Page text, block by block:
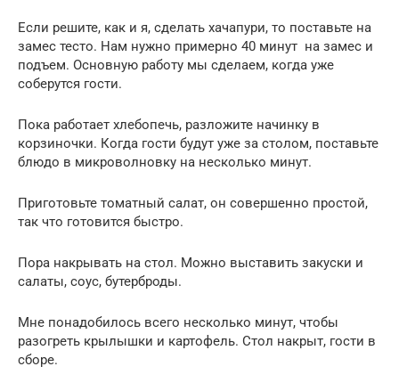
Если решите, как и я, сделать хачапури, то поставьте на
замес тесто. Нам нужно примерно 40 минут на замес и
подъем. Основную работу мы сделаем, когда уже
соберутся гости.
Пока работает хлебопечь, разложите начинку в
корзиночки. Когда гости будут уже за столом, поставьте
блюдо в микроволновку на несколько минут.
Приготовьте томатный салат, он совершенно простой,
так что готовится быстро.
Пора накрывать на стол. Можно выставить закуски и
салаты, соус, бутерброды.
Мне понадобилось всего несколько минут, чтобы
разогреть крылышки и картофель. Стол накрыт, гости в
сборе.